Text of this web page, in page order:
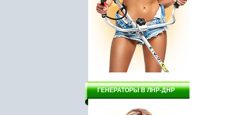
ГЕНЕРАТОРЫ В ЛНР-ДНР